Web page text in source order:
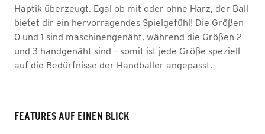
Haptik überzeugt. Egal ob mit oder ohne Harz, der Ball
bietet dir ein hervorragendes Spielgefühl! Die Größen
0 und 1 sind maschinengenäht, während die Größen 2
und 3 handgenäht sind – somit ist jede Größe speziell
auf die Bedürfnisse der Handballer angepasst.
FEATURES AUF EINEN BLICK